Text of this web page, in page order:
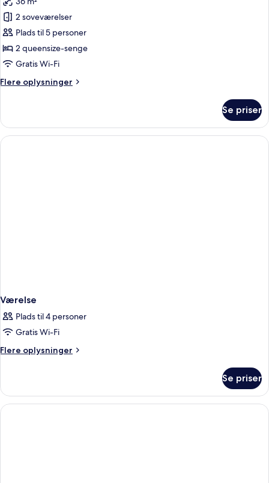
af
Suite2 soveværelser
Plads til 5 personer
2 queensize-senge
Gratis Wi-Fi
Flere oplysninger
Flere
Se priser
Værelse
Plads til 4 personer
Gratis Wi-Fi
Flere oplysninger
Flere
Se priser